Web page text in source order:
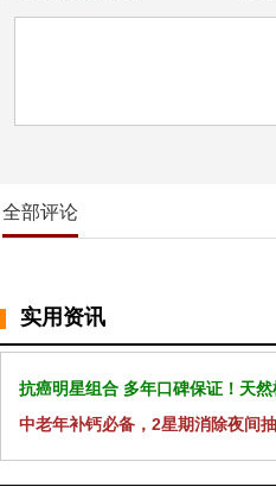
全部评论
实用资讯
抗癌明星组合 多年口碑保证！天
中老年补钙必备，2星期消除夜间